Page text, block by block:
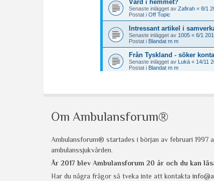
Om Ambulansforum®
Ambulansforum® startades i början av februari 1997
ambulanssjukvården.
År 2017 blev Ambulansforum 20 år och du kan
Har du några frågor så tveka inte att kontakta